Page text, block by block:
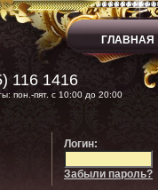
ГЛАВНАЯ
116 1416
пон.-пят. с 10:00 до 20:00
Логин:
Забыли пароль?